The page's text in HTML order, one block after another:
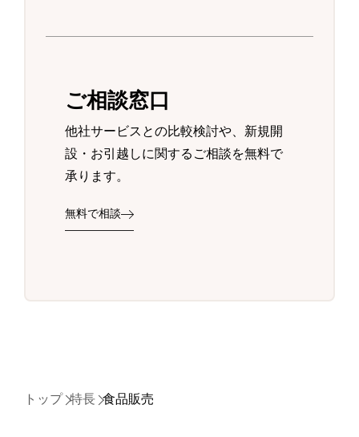
ご相談窓口
他社サービスとの比較検討や、新規開
設・お引越しに関するご相談を無料で
承ります。
無料で相談
トップ 特長 食品販売